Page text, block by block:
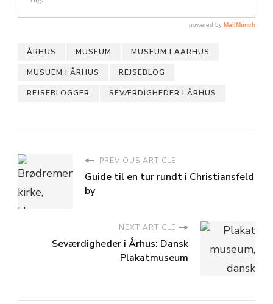
ÅRHUS MUSEUM MUSEUM I AARHUS
MUSUEM I ÅRHUS REJSEBLOG
REJSEBLOGGER SEVÆRDIGHEDER I ÅRHUS
PREVIOUS ARTICLE
Guide til en tur rundt i Christiansfeld
by
NEXT ARTICLE
Seværdigheder i Århus: Dansk
Plakatmuseum